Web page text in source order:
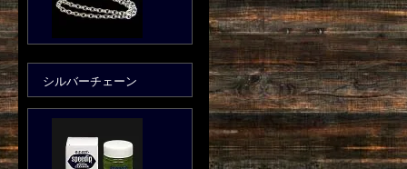
シルバーチェーン